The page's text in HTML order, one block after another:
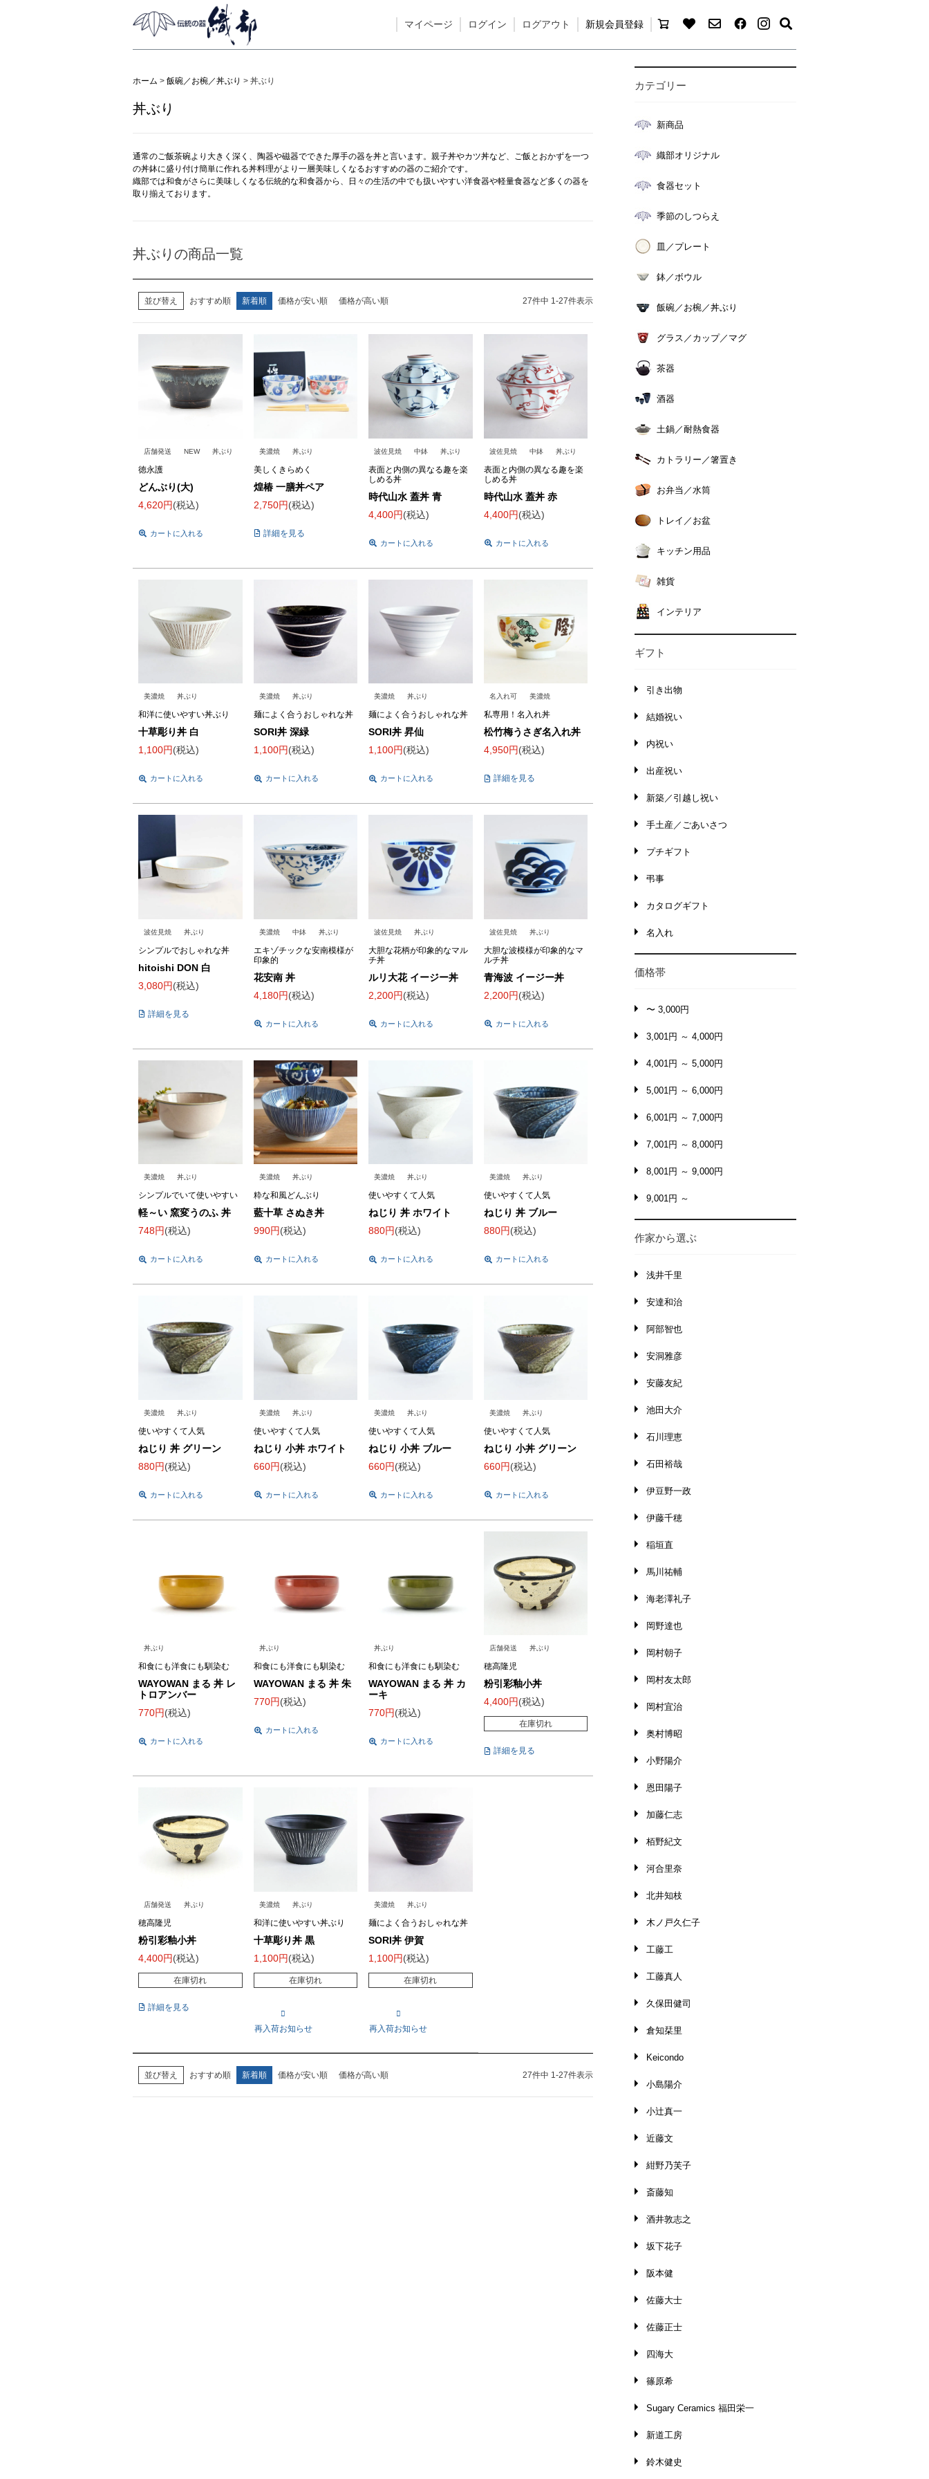
マイページ ログイン ログアウト 新規会員登録
ホーム 飯碗／お椀／丼ぶり 丼ぶり
丼ぶり
通常のご飯茶碗より大きく深く、陶器や磁器でできた厚手の器を丼と言います。親子丼やカツ丼など、ご飯とおかずを一つ
の丼鉢に盛り付け簡単に作れる丼料理がより一層美味しくなるおすすめの器のご紹介です。
織部では和食がさらに美味しくなる伝統的な和食器から、日々の生活の中でも扱いやすい洋食器や軽量食器など多くの器を
取り揃えております。
丼ぶりの商品一覧
並び替え おすすめ順 新着順 価格が安い順 価格が高い順 27件中 1-27件表示
店舗発送 NEW 丼ぶり
徳永護
どんぶり(大)
4,620
税込
カートに入れる
美濃焼 丼ぶり
美しくきらめく
煌椿 一膳丼ペア
2,750
税込
詳細を見る
波佐見焼 中鉢 丼ぶり
表面と内側の異なる趣を楽
しめる丼
時代山水 蓋丼 青
4,400
税込
カートに入れる
波佐見焼 中鉢 丼ぶり
表面と内側の異なる趣を楽
しめる丼
時代山水 蓋丼 赤
4,400
税込
カートに入れる
美濃焼 丼ぶり
和洋に使いやすい丼ぶり
十草彫り丼 白
1,100
税込
カートに入れる
美濃焼 丼ぶり
麺によく合うおしゃれな丼
SORI丼 深緑
1,100
税込
カートに入れる
美濃焼 丼ぶり
麺によく合うおしゃれな丼
SORI丼 昇仙
1,100
税込
カートに入れる
名入れ可 美濃焼
私専用！名入れ丼
松竹梅うさぎ名入れ丼
4,950
税込
詳細を見る
波佐見焼 丼ぶり
シンプルでおしゃれな丼
hitoishi DON 白
3,080
税込
詳細を見る
美濃焼 中鉢 丼ぶり
エキゾチックな安南模様が
印象的
花安南 丼
4,180
税込
カートに入れる
波佐見焼 丼ぶり
大胆な花柄が印象的なマル
チ丼
ルリ大花 イージー丼
2,200
税込
カートに入れる
波佐見焼 丼ぶり
大胆な波模様が印象的なマ
ルチ丼
青海波 イージー丼
2,200
税込
カートに入れる
美濃焼 丼ぶり
シンプルでいて使いやすい
軽～い 窯変うのふ 丼
748
税込
カートに入れる
美濃焼 丼ぶり
粋な和風どんぶり
藍十草 さぬき丼
990
税込
カートに入れる
美濃焼 丼ぶり
使いやすくて人気
ねじり 丼 ホワイト
880
税込
カートに入れる
美濃焼 丼ぶり
使いやすくて人気
ねじり 丼 ブルー
880
税込
カートに入れる
美濃焼 丼ぶり
使いやすくて人気
ねじり 丼 グリーン
880
税込
カートに入れる
美濃焼 丼ぶり
使いやすくて人気
ねじり 小丼 ホワイト
660
税込
カートに入れる
美濃焼 丼ぶり
使いやすくて人気
ねじり 小丼 ブルー
660
税込
カートに入れる
美濃焼 丼ぶり
使いやすくて人気
ねじり 小丼 グリーン
660
税込
カートに入れる
丼ぶり
和食にも洋食にも馴染む
WAYOWAN まる 丼 レ
トロアンバー
770
税込
カートに入れる
丼ぶり
和食にも洋食にも馴染む
WAYOWAN まる 丼 朱
770
税込
カートに入れる
丼ぶり
和食にも洋食にも馴染む
WAYOWAN まる 丼 カ
ーキ
770
税込
カートに入れる
店舗発送 丼ぶり
穂高隆児
粉引彩釉小丼
4,400
税込
在庫切れ
詳細を見る
店舗発送 丼ぶり
穂高隆児
粉引彩釉小丼
4,400
税込
在庫切れ
詳細を見る
美濃焼 丼ぶり
和洋に使いやすい丼ぶり
十草彫り丼 黒
1,100
税込
在庫切れ
再入荷お知らせ
美濃焼 丼ぶり
麺によく合うおしゃれな丼
SORI丼 伊賀
1,100
税込
在庫切れ
再入荷お知らせ
並び替え おすすめ順 新着順 価格が安い順 価格が高い順 27件中 1 -27件表示
カテゴリー
新商品
織部オリジナル
食器セット
季節のしつらえ
皿／プレート
鉢／ボウル
飯碗／お椀／丼ぶり
グラス／カップ／マグ
茶器
酒器
土鍋／耐熱食器
カトラリー／箸置き
お弁当／水筒
トレイ／お盆
キッチン用品
雑貨
インテリア
ギフト
引き出物
結婚祝い
内祝い
出産祝い
新築／引越し祝い
手土産／ごあいさつ
プチギフト
弔事
カタログギフト
名入れ
価格帯
〜 3,000円
3,001円 ～ 4,000円
4,001円 ～ 5,000円
5,001円 ～ 6,000円
6,001円 ～ 7,000円
7,001円 ～ 8,000円
8,001円 ～ 9,000円
9,001円 ～
作家から選ぶ
浅井千里
安達和治
阿部智也
安洞雅彦
安藤友紀
池田大介
石川理恵
石田裕哉
伊豆野一政
伊藤千穂
稲垣直
馬川祐輔
海老澤礼子
岡野達也
岡村朝子
岡村友太郎
岡村宜治
奥村博昭
小野陽介
恩田陽子
加藤仁志
栢野紀文
河合里奈
北井知枝
木ノ戸久仁子
工藤工
工藤真人
久保田健司
倉知栞里
Keicondo
小島陽介
小辻真一
近藤文
紺野乃芙子
斎藤知
酒井敦志之
坂下花子
阪本健
佐藤大士
佐藤正士
四海大
篠原希
Sugary Ceramics 福田栄一
新道工房
鈴木健史